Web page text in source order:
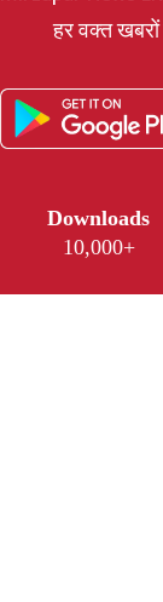
हर वक्त
Downloads
10,000+